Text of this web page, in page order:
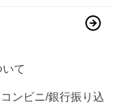
て
ンビニ/銀行振り込